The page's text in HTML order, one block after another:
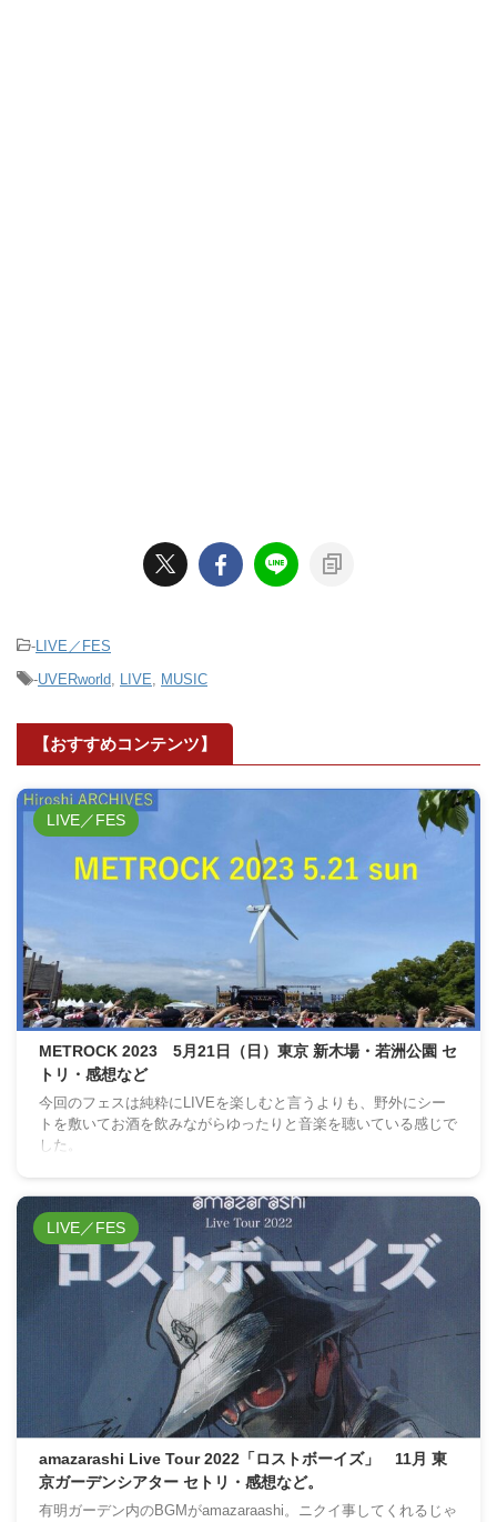
-LIVE／FES
-UVERworld, LIVE, MUSIC
【おすすめコンテンツ】
LIVE／FES
METROCK 2023 5月21日（日）東京 新木場・若洲公園 セ
トリ・感想など
今回のフェスは純粋にLIVEを楽しむと言うよりも、野外にシー
トを敷いてお酒を飲みながらゆったりと音楽を聴いている感じで
した。
LIVE／FES
amazarashi Live Tour 2022「ロストボーイズ」 11月 東
京ガーデンシアター セトリ・感想など。
有明ガーデン内のBGMがamazaraashi。ニクイ事してくれるじゃ